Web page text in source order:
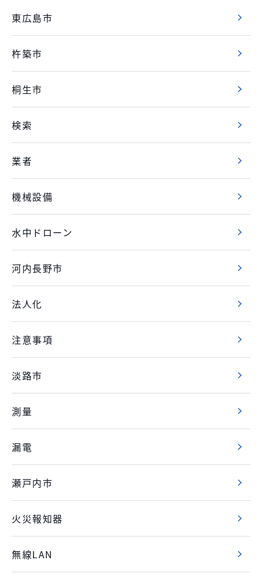
東広島市
杵築市
桐生市
検索
業者
機械設備
水中ドローン
河内長野市
法人化
注意事項
淡路市
測量
漏電
瀬戸内市
火災報知器
無線LAN